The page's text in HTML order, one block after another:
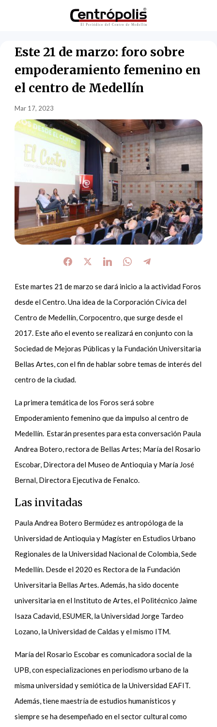
Este 21 de marzo: foro sobre
empoderamiento femenino en
el centro de Medellín
Mar 17, 2023
Este martes 21 de marzo se dará inicio a la actividad Foros
desde el Centro. Una idea de la Corporación Cívica del
Centro de Medellín, Corpocentro, que surge desde el
2017. Este año el evento se realizará en conjunto con la
Sociedad de Mejoras Públicas y la Fundación Universitaria
Bellas Artes, con el fin de hablar sobre temas de interés del
centro de la ciudad.
La primera temática de los Foros será sobre
Empoderamiento femenino que da impulso al centro de
Medellín. Estarán presentes para esta conversación Paula
Andrea Botero, rectora de Bellas Artes; María del Rosario
Escobar, Directora del Museo de Antioquia y María José
Bernal, Directora Ejecutiva de Fenalco.
Las invitadas
Paula Andrea Botero Bermúdez es antropóloga de la
Universidad de Antioquia y Magíster en Estudios Urbano
Regionales de la Universidad Nacional de Colombia, Sede
Medellín. Desde el 2020 es Rectora de la Fundación
Universitaria Bellas Artes. Además, ha sido docente
universitaria en el Instituto de Artes, el Politécnico Jaime
Isaza Cadavid, ESUMER, la Universidad Jorge Tardeo
Lozano, la Universidad de Caldas y el mismo ITM.
María del Rosario Escobar es comunicadora social de la
UPB, con especializaciones en periodismo urbano de la
misma universidad y semiótica de la Universidad EAFIT.
Además, tiene maestría de estudios humanísticos y
siempre se ha desempeñado en el sector cultural como